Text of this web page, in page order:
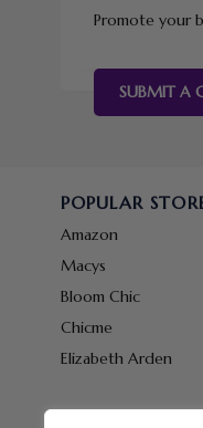
Promote your
SUBMIT A
POPULAR
Amazon
Macys
Bloom Chic
Chicme
Elizabeth Arden